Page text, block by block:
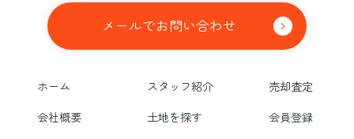
メールでお問い合わせ
ホーム スタッフ紹介
売却査定
会社概要
土地を探す
会員登録